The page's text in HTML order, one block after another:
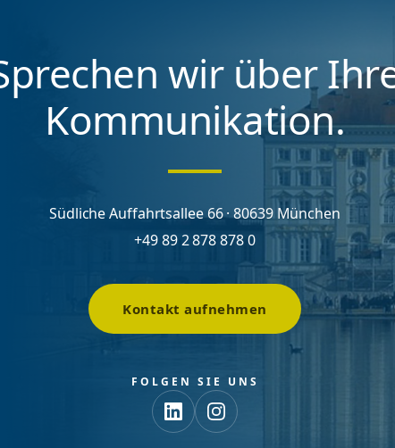
wir über
Kommunikation.
Südliche Auffahrtsallee 66 · 80639 München
+49 89 2 878 878 0
Kontakt aufnehmen
FOLGEN SIE UNS